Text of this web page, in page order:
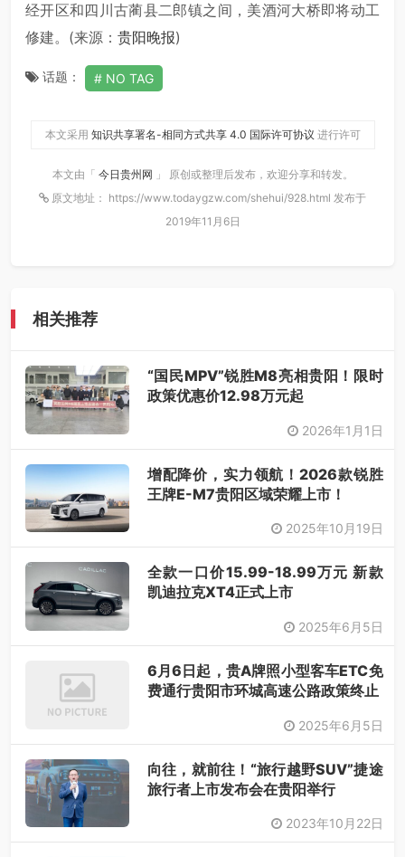
经开区和四川古蔺县二郎镇之间，美酒河大桥即将动工
修建。(来源： 贵阳晚报)
话题： NO TAG
本文采用 知识共享署名-相同方式共享 4.0 国际许可协议 进行许可
本文由「 今日贵州网 」 原创或整理后发布，欢迎分享和转发。
原文地址： https://www.todaygzw.com/shehui/928.html 发布于
2019年11月6日
相关推荐
“国民MPV”锐胜M8亮相贵阳！限时
政策优惠价12.98万元起
2026年1月1日
增配降价，实力领航！2026款锐胜
王牌E-M7贵阳区域荣耀上市！
2025年10月19日
全款一口价15.99-18.99万元 新款
凯迪拉克XT4正式上市
2025年6月5日
6月6日起，贵A牌照小型客车ETC免
费通行贵阳市环城高速公路政策终止
2025年6月5日
向往，就前往！“旅行越野SUV”捷途
旅行者上市发布会在贵阳举行
2023年10月22日